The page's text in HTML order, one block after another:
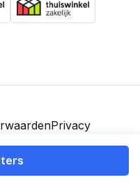
Privacy
66895588 -